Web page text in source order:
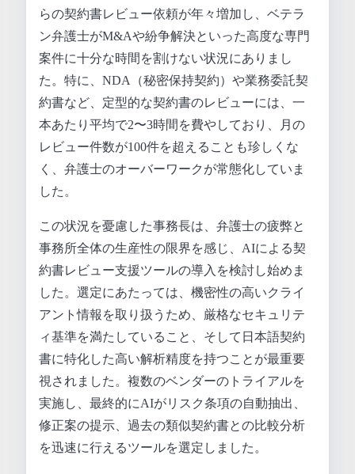
らの契約書レビュー依頼が年々増加し、ベテラ
ン弁護士がM&Aや紛争解決といった高度な専門
案件に十分な時間を割けない状況にありまし
た。特に、NDA（秘密保持契約）や業務委託契
約書など、定型的な契約書のレビューには、一
本あたり平均で2〜3時間を費やしており、月の
レビュー件数が100件を超えることも珍しくな
く、弁護士のオーバーワークが常態化していま
した。
この状況を憂慮した事務長は、弁護士の疲弊と
事務所全体の生産性の限界を感じ、AIによる契
約書レビュー支援ツールの導入を検討し始めま
した。選定にあたっては、機密性の高いクライ
アント情報を取り扱うため、厳格なセキュリテ
ィ基準を満たしていること、そして日本語契約
書に特化した高い解析精度を持つことが最重要
視されました。複数のベンダーのトライアルを
実施し、最終的にAIがリスク条項の自動抽出、
修正案の提示、過去の類似契約書との比較分析
を迅速に行えるツールを選定しました。